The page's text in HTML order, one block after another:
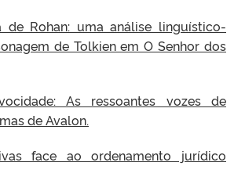
de Rohan: uma análise linguístico-
de Tolkien em O Senhor dos
As ressoantes vozes de
de Avalon.
face ao ordenamento jurídico